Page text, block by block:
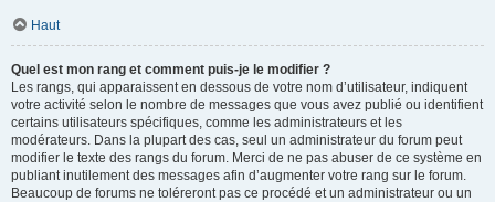
Haut
Quel est mon rang et comment puis-je le modifier ?
Les rangs, qui apparaissent en dessous de votre nom d’utilisateur, indiquent
votre activité selon le nombre de messages que vous avez publié ou identifient
certains utilisateurs spécifiques, comme les administrateurs et les
modérateurs. Dans la plupart des cas, seul un administrateur du forum peut
modifier le texte des rangs du forum. Merci de ne pas abuser de ce système en
publiant inutilement des messages afin d’augmenter votre rang sur le forum.
Beaucoup de forums ne toléreront pas ce procédé et un administrateur ou un